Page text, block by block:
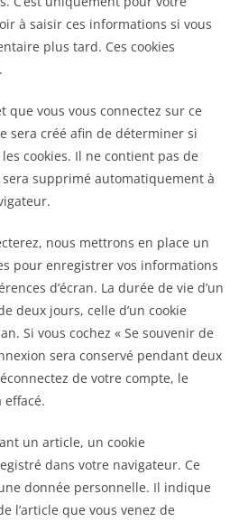
à saisir ces informations si vous
plus tard. Ces cookies
que vous vous connectez sur ce
sera créé afin de déterminer si
cookies. Il ne contient pas de
supprimé automatiquement à
nous mettrons en place un
pour enregistrer vos informations
d’écran. La durée de vie d’un
deux jours, celle d’un cookie
Si vous cochez « Se souvenir de
sera conservé pendant deux
de votre compte, le
effacé.
un article, un cookie
dans votre navigateur. Ce
donnée personnelle. Il indique
l’article que vous venez de